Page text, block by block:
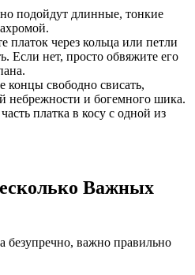
подойдут длинные, тонкие
платок через кольца или петли
Если нет, просто обвяжите его
концы свободно свисать,
небрежности и богемного шика.
платка в косу с одной из
Важных
безупречно, важно правильно